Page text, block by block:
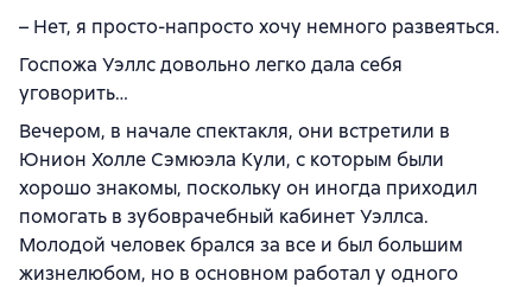
– Нет, я просто-напросто хочу немного развеяться.
Госпожа Уэллс довольно легко дала себя
уговорить…
Вечером, в начале спектакля, они встретили в
Юнион Холле Сэмюэла Кули, с которым были
хорошо знакомы, поскольку он иногда приходил
помогать в зубоврачебный кабинет Уэллса.
Молодой человек брался за все и был большим
жизнелюбом, но в основном работал у одного